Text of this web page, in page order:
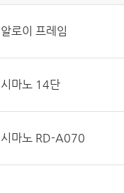
알로이 프레임
시마노 14단
시마노 RD-A070